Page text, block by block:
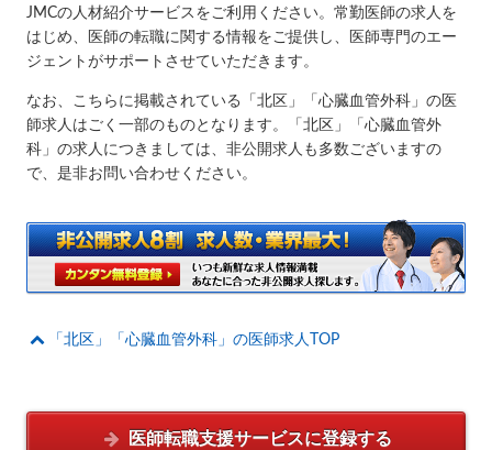
JMCの人材紹介サービスをご利用ください。常勤医師の求人を
はじめ、医師の転職に関する情報をご提供し、医師専門のエー
ジェントがサポートさせていただきます。
なお、こちらに掲載されている「北区」「心臓血管外科」の医
師求人はごく一部のものとなります。「北区」「心臓血管外
科」の求人につきましては、非公開求人も多数ございますの
で、是非お問い合わせください。
「北区」「心臓血管外科」の医師求人TOP
医師転職支援サービスに登録する